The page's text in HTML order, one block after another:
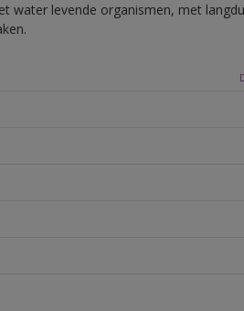
water levende organismen, met